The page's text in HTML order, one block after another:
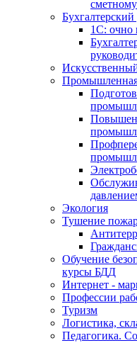
1С: очно
Промышленная
Экология
Тушение
Обучение
курсы БДД
Интернет -
Профессии
Туризм
Логистика,
Педагогика.